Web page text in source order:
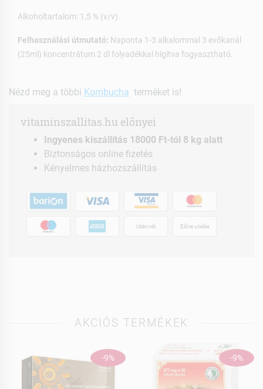
Alkoholtartalom: 1,5 % (v/v).
Felhasználási útmutató: Naponta 1-3 alkalommal 3 evőkanál
(25ml) koncentrátum 2 dl folyadékkal hígítva fogyasztható.
Nézd meg a többi Kombucha terméket is!
vitaminszallitas.hu előnyei
Ingyenes kiszállítás 18000 Ft-tól 8 kg alatt
Biztonságos online fizetés
Kényelmes házhozszállítás
Utánvét Előre utalás
AKCIÓS TERMÉKEK
-9% -9%